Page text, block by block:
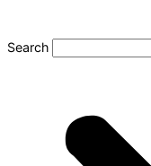
Search